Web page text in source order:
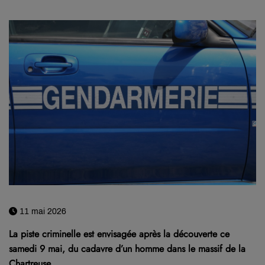
11 mai 2026
La piste criminelle est envisagée après la découverte ce
samedi 9 mai, du cadavre d’un homme dans le massif de la